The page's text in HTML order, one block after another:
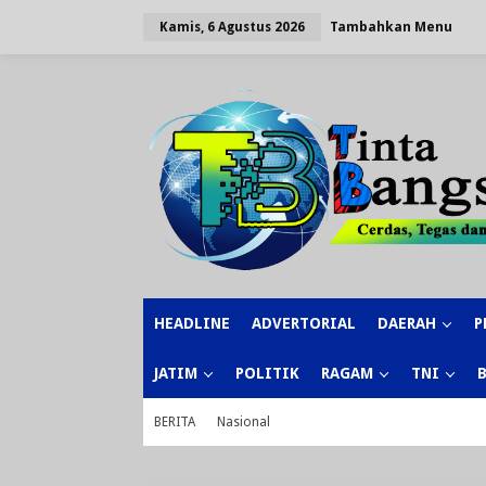
Kamis, 6 Agustus 2026 Tambahkan Menu
HEADLINE ADVERTORIAL DAERAH
JATIM POLITIK RAGAM TNI
BERITA Nasional